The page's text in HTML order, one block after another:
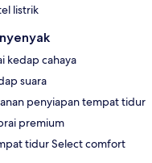
listrik
kedap cahaya
suara
penyiapan tempat tidur
premium
tidur Select comfort